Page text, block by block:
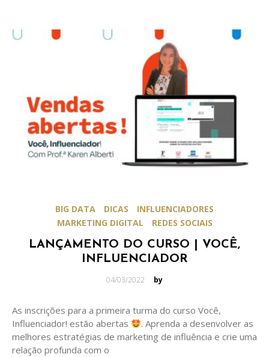
BIG DATA DICAS
INFLUENCIADORES
MARKETING DIGITAL
REDES SOCIAIS
LANÇAMENTO DO CURSO | VOCÊ,
INFLUENCIADOR
Posted
04/03/2022 by
As inscrições para a primeira turma do curso Você,
Influenciador! estão abertas
. Aprenda a desenvolver as
melhores estratégias de marketing de influência e crie uma
relação profunda com o